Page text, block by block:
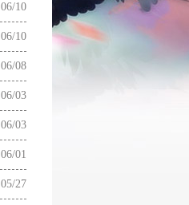
06/10
06/10
06/08
06/03
06/03
06/01
05/27